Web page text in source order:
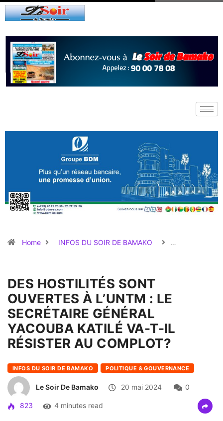
Home INFOS DU SOIR DE BAMAKO …
DES HOSTILITÉS SONT
OUVERTES À L’UNTM : LE
SECRÉTAIRE GÉNÉRAL
YACOUBA KATILÉ VA-T-IL
RÉSISTER AU COMPLOT?
INFOS DU SOIR DE BAMAKO POLITIQUE & GOUVERNANCE
Le Soir De Bamako 20 mai 2024 0
823 4 minutes read